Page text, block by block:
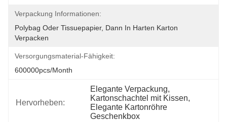
Verpackung Informationen:
Polybag Oder Tissuepapier, Dann In Harten Karton
Verpacken
Versorgungsmaterial-Fähigkeit:
600000pcs/month
Hervorheben:
Elegante Verpackung,
Kartonschachtel mit Kissen,
Elegante Kartonröhre
Geschenkbox